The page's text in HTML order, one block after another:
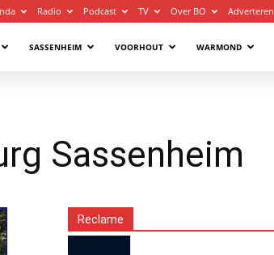
Radio Podcast TV Over BO Adverteren
SASSENHEIM VOORHOUT WARMOND
Sassenheim
Reclame